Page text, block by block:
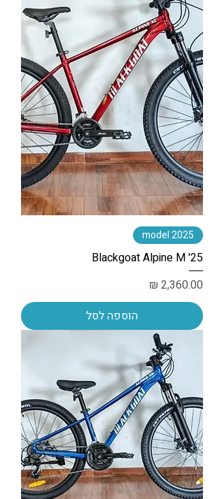
2025 model
Blackgoat Alpine M '25
מחיר
הוספה לסל